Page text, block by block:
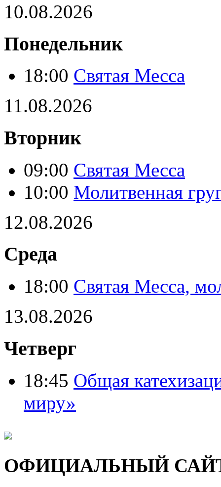
10.08.2026
Понедельник
18:00 Святая Месса
11.08.2026
Вторник
09:00 Святая Месса
10:00 Молитвенная
12.08.2026
Среда
18:00 Святая Месса,
13.08.2026
Четверг
18:45 Общая
миру»
ОФИЦИАЛЬНЫЙ